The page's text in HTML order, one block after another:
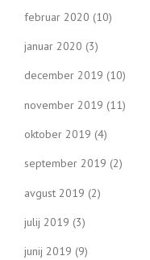
februar 2020 (10)
januar 2020 (3)
december 2019 (10)
november 2019 (11)
oktober 2019 (4)
september 2019 (2)
avgust 2019 (2)
julij 2019 (3)
junij 2019 (9)